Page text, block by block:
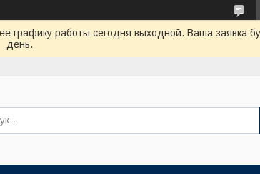
графику работы сегодня выходной. Ваша заявка
день.